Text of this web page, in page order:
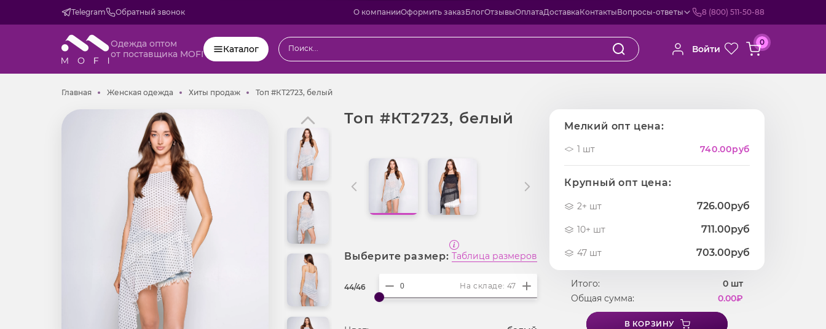
Telegram Обратный звонок О компанииОформить заказБлогОтзывыОплатаДоставкаКонтактыВопросы-ответы 8 (800) 511-50-88
Одежда оптом
от поставщика MOFI
Каталог Войти
0
ГлавнаяГлавнаяЖенская одежда Женская одежда
Хиты продажХиты продаж
Топ #КТ2723, белыйТоп #КТ2723, белый
Топ #КТ2723, белый
Выберите размер: Таблица размеров
44/46 На складе: 47
Мелкий опт цена:
1 шт 740.00руб
Крупный опт цена:
2+ шт 726.00руб
10+ шт 711.00руб
47 шт 703.00руб
Итого: 0 шт
Общая сумма:
0.00₽
В КОРЗИНУ